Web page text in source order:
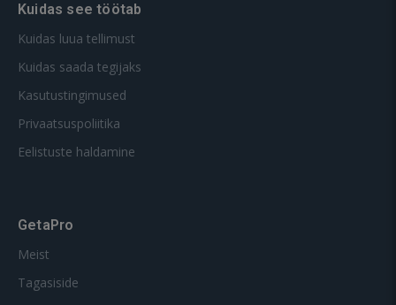
Kuidas see töötab
Kuidas luua tellimust
Kuidas saada tegijaks
Kasutustingimused
Privaatsuspoliitika
Eelistuste haldamine
GetaPro
Meist
Tagasiside